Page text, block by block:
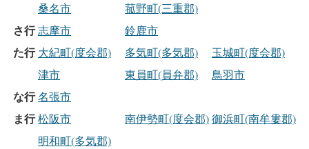
桑名市
菰野町(三重郡)
さ行志摩市 鈴鹿市
た行 大紀町(度会郡) 多気町(多気郡)
玉城町(度会郡)
津市
東員町(員弁郡) 鳥羽市
な行名張市
ま行松阪市 南伊勢町(度会郡)御浜町(南牟婁郡)
明和町(多気郡)